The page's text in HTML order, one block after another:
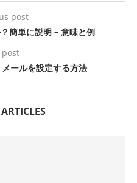
post
簡単に説明 – 意味と例
post
ールを設定する方法